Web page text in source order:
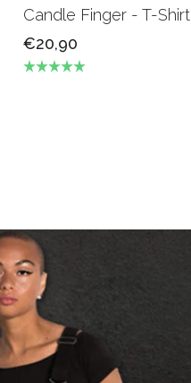
Candle Finger - T-Shirt
€20,90